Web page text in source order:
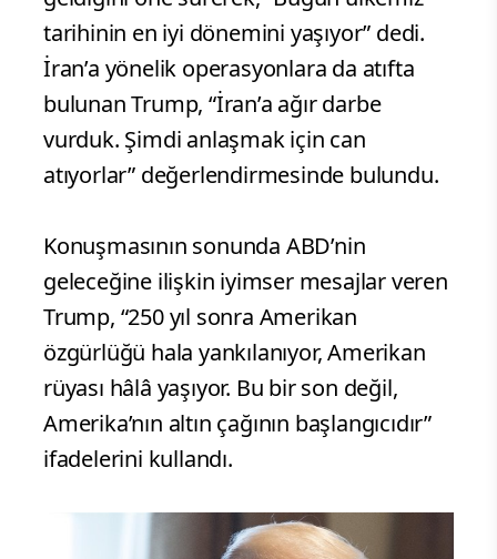
tarihinin en iyi dönemini yaşıyor” dedi.
İran’a yönelik operasyonlara da atıfta
bulunan Trump, “İran’a ağır darbe
vurduk. Şimdi anlaşmak için can
atıyorlar” değerlendirmesinde bulundu.
Konuşmasının sonunda ABD’nin
geleceğine ilişkin iyimser mesajlar veren
Trump, “250 yıl sonra Amerikan
özgürlüğü hala yankılanıyor, Amerikan
rüyası hâlâ yaşıyor. Bu bir son değil,
Amerika’nın altın çağının başlangıcıdır”
ifadelerini kullandı.